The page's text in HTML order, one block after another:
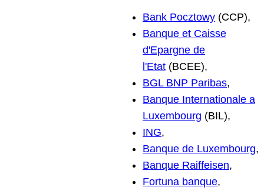
Bank Pocztowy (CCP),
Banque et Caisse
d'Epargne de
l'Etat (BCEE),
BGL BNP Paribas,
Banque Internationale a
Luxembourg (BIL),
ING,
Banque de Luxembourg,
Banque Raiffeisen,
Fortuna banque,